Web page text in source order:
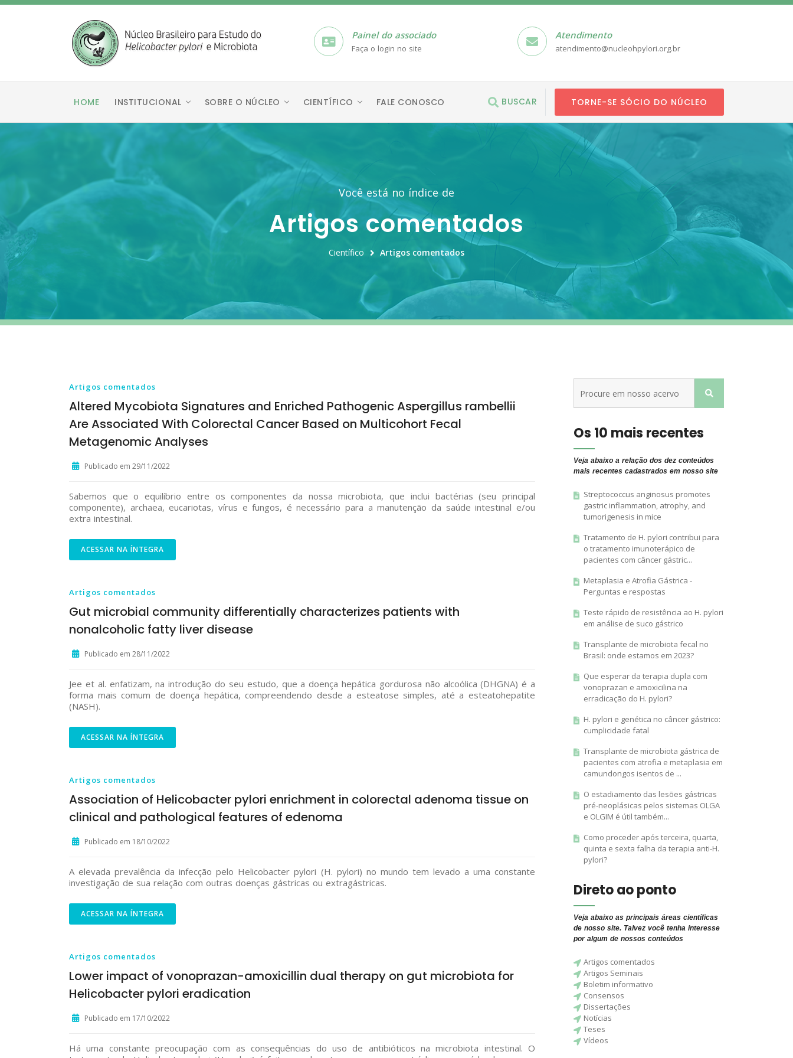
Painel do associado
Faça o login no site
Atendimento
atendimento@nucleohpylori.org.br
HOME INSTITUCIONAL SOBRE O NÚCLEO CIENTÍFICO FALE CONOSCO BUSCAR TORNE-SE SÓCIO DO NÚCLEO
Você está no índice de
Artigos comentados
Científico Artigos comentados
Artigos comentados
Altered Mycobiota Signatures and Enriched Pathogenic Aspergillus rambellii
Are Associated With Colorectal Cancer Based on Multicohort Fecal
Metagenomic Analyses
Publicado em 29/11/2022
Sabemos que o equilíbrio entre os componentes da nossa microbiota, que inclui bactérias (seu principal
componente), archaea, eucariotas, vírus e fungos, é necessário para a manutenção da saúde intestinal e/ou
extra intestinal.
ACESSAR NA ÍNTEGRA
Artigos comentados
Gut microbial community differentially characterizes patients with
nonalcoholic fatty liver disease
Publicado em 28/11/2022
Jee et al. enfatizam, na introdução do seu estudo, que a doença hepática gordurosa não alcoólica (DHGNA) é a
forma mais comum de doença hepática, compreendendo desde a esteatose simples, até a esteatohepatite
(NASH).
ACESSAR NA ÍNTEGRA
Artigos comentados
Association of Helicobacter pylori enrichment in colorectal adenoma tissue on
clinical and pathological features of edenoma
Publicado em 18/10/2022
A elevada prevalência da infecção pelo Helicobacter pylori (H. pylori) no mundo tem levado a uma constante
investigação de sua relação com outras doenças gástricas ou extragástricas.
ACESSAR NA ÍNTEGRA
Artigos comentados
Lower impact of vonoprazan-amoxicillin dual therapy on gut microbiota for
Helicobacter pylori eradication
Publicado em 17/10/2022
Há uma constante preocupação com as consequências do uso de antibióticos na microbiota intestinal. O
Os 10 mais recentes
Veja abaixo a relação dos dez conteúdos
mais recentes cadastrados em nosso site
Streptococcus anginosus promotes
gastric inflammation, atrophy, and
tumorigenesis in mice
Tratamento de H. pylori contribui para
o tratamento imunoterápico de
pacientes com câncer gástric...
Metaplasia e Atrofia Gástrica -
Perguntas e respostas
Teste rápido de resistência ao H. pylori
em análise de suco gástrico
Transplante de microbiota fecal no
Brasil: onde estamos em 2023?
Que esperar da terapia dupla com
vonoprazan e amoxicilina na
erradicação do H. pylori?
H. pylori e genética no câncer gástrico:
cumplicidade fatal
Transplante de microbiota gástrica de
pacientes com atrofia e metaplasia em
camundongos isentos de ...
O estadiamento das lesões gástricas
pré-neoplásicas pelos sistemas OLGA
e OLGIM é útil também...
Como proceder após terceira, quarta,
quinta e sexta falha da terapia anti-H.
pylori?
Direto ao ponto
Veja abaixo as principais áreas científicas
de nosso site. Talvez você tenha interesse
por algum de nossos conteúdos
Artigos comentados
Artigos Seminais
Boletim informativo
Consensos
Dissertações
Notícias
Teses
Vídeos